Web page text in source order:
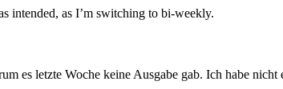
intended, as I’m switching to bi-weekly.
es letzte Woche keine Ausgabe gab. Ich habe